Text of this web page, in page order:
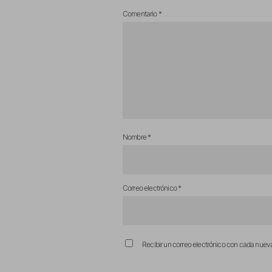
Comentario *
Nombre*
Correo electrónico*
Recibir un correo electrónico con cada